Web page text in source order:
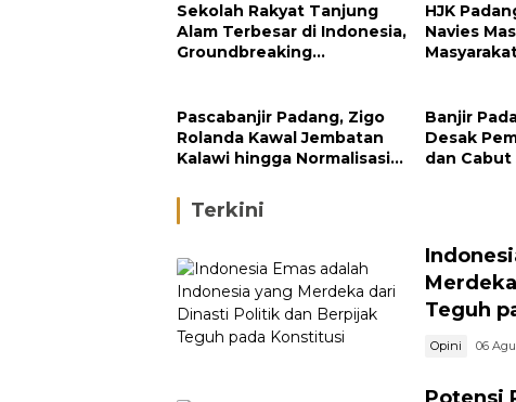
Sekolah Rakyat Tanjung
Alam Terbesar di Indonesia,
Groundbreaking
HJK
Navies
Pascabanjir Padang, Zigo
Rolanda Kawal Jembatan
Kalawi hingga Normalisasi
Banjir
Desak
dan Cabut
Terkini
Teguh
Opini 06